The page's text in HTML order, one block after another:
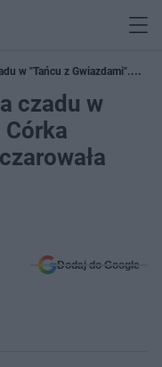
w "Tańcu z Gwiazdami".
czadu w
Córka
Dodaj do Google